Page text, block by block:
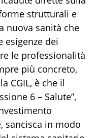
strutturali e
nuova sanità che
esigenze dei
le professionalità
più concreto,
CGIL, è che il
6 – Salute”,
sancisca in modo